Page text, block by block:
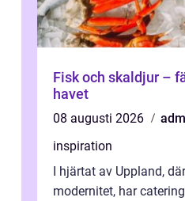
Fisk och skaldjur –
havet
08 augusti 2026
inspiration
I hjärtat av Uppland,
modernitet, har